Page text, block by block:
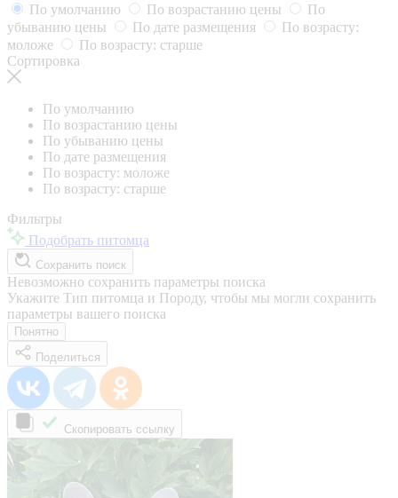
По умолчанию
По возрастанию цены
По
убыванию цены
По дате размещения
По возрасту:
моложе
По возрасту: старше
Сортировка
По умолчанию
По возрастанию цены
По убыванию цены
По дате размещения
По возрасту: моложе
По возрасту: старше
Фильтры
Подобрать питомца
Сохранить поиск
Невозможно сохранить параметры поиска
Укажите Тип питомца и Породу, чтобы мы могли сохранить
параметры вашего поиска
Понятно
Поделиться
Скопировать ссылку